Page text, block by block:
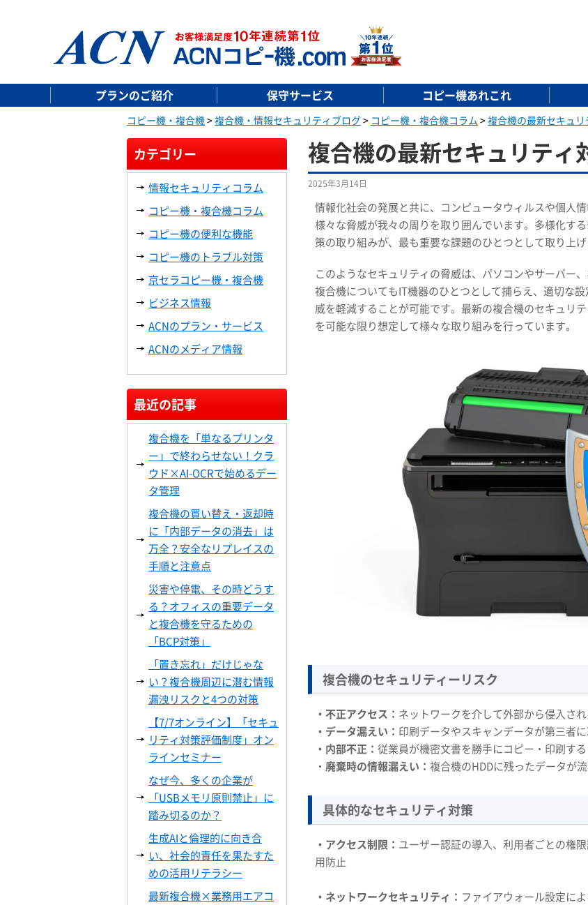
プランのご紹介 保守サービス コピー機あれこれ
コピー機・複合機>複合機・情報セキュリティブログ> コピー機・複合機コラム >複合機の最新セキュリ
複合機の最新セキュリティ
2025年3月14日
情報化社会の発展と共に、コンピュータウィルスや個人
様々な脅威が我々の周りを取り囲んでいます。多様化す
策の取り組みが、最も重要な課題のひとつとして取り上げ
このようなセキュリティの脅威は、パソコンやサーバー
複合機についてもIT機器のひとつとして捕らえ、適切な
威を軽減することが可能です。最新の複合機のセキュリ
を可能な限り想定して様々な取り組みを行っています。
複合機のセキュリティーリスク
・不正アクセス： ネットワークを介して外部から侵入さ
・データ漏えい： 印刷データやスキャンデータが第三者
・内部不正： 従業員が機密文書を勝手にコピー・印刷す
・ 廃棄時の情報漏えい： 複合機のHDDに残ったデータが
具体的なセキュリティ対策
・アクセス制限： ユーザー認証の導入、利用者ごとの権
用防止
・ネットワークセキュリティ： ファイアウォール設定に
カテゴリー
情報セキュリティコラム
コピー機・複合機コラム
コピー機の便利な機能
コピー機のトラブル対策
京セラコピー機・複合機
ビジネス情報
ACNのプラン・サービス
ACNのメディア情報
最近の記事
複合機を「単なるプリンタ
ー」で終わらせない！クラ
ウド×AI-OCRで始めるデー
タ管理
複合機の買い替え・返却時
に「内部データの消去」は
万全？安全なリプレイスの
手順と注意点
災害や停電、その時どうす
る？オフィスの重要データ
と複合機を守るための
「BCP対策」
「置き忘れ」だけじゃな
い？複合機周辺に潜む情報
漏洩リスクと4つの対策
【7/7オンライン】「セキュ
リティ対策評価制度」オン
ラインセミナー
なぜ今、多くの企業が
「USBメモリ原則禁止」に
踏み切るのか？
生成AIと倫理的に向き合
い、社会的責任を果たすた
めの活用リテラシー
最新複合機×業務用エアコ